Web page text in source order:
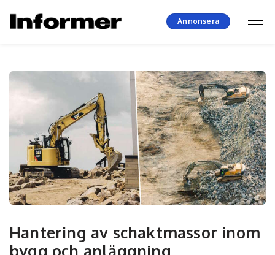
Annonsera
Hantering av schaktmassor inom
bygg och anläggning